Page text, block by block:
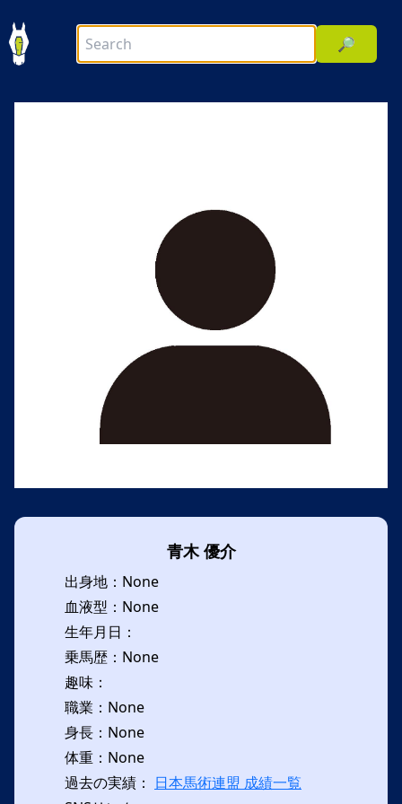
🔎
青木 優介
出身地：None
血液型：None
生年月日：
乗馬歴：None
趣味：
職業：None
身長：None
体重：None
過去の実績： 日本馬術連盟 成績一覧